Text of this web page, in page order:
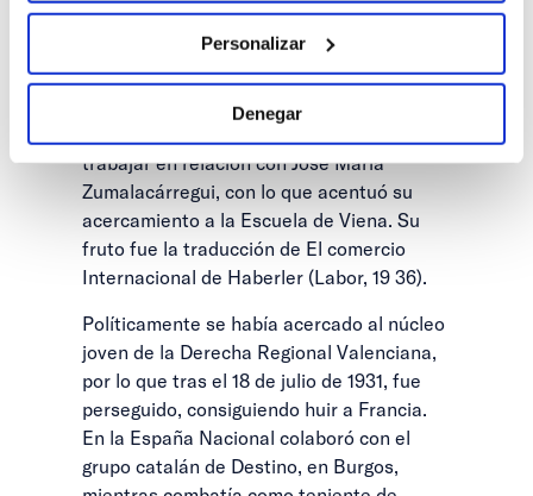
Personalizar
Denegar
publicó lo importante investigación
Memorandum sobre la política del carbón.
En Valencia alcanzó el grado de
Intendente Mercantil, para tener una
trabajar en relación con José María
Zumalacárregui, con lo que acentuó su
acercamiento a la Escuela de Viena. Su
fruto fue la traducción de El comercio
Internacional de Haberler (Labor, 19 36).
Políticamente se había acercado al núcleo
joven de la Derecha Regional Valenciana,
por lo que tras el 18 de julio de 1931, fue
perseguido, consiguiendo huir a Francia.
En la España Nacional colaboró con el
grupo catalán de Destino, en Burgos,